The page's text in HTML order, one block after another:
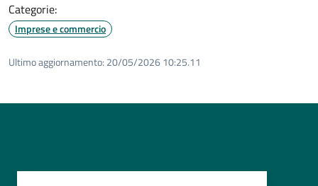
Categorie:
Imprese e commercio
Ultimo aggiornamento: 20/05/2026 10:25.11